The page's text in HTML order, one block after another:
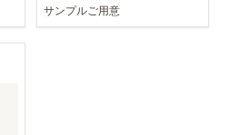
サンプルご用意